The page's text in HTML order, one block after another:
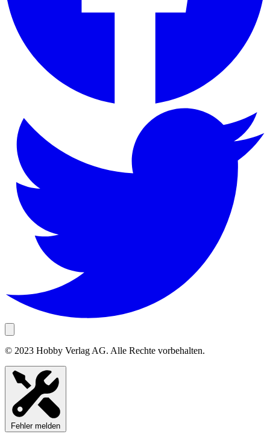
© 2023 Hobby Verlag AG. Alle Rechte vorbehalten.
Fehler melden